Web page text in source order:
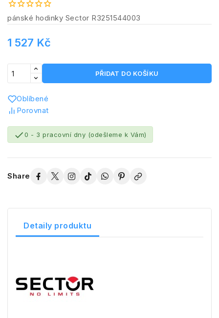
pánské hodinky Sector R3251544003
1 527 Kč
PŘIDAT DO KOŠÍKU
Oblíbené
Porovnat
0 - 3 pracovní dny (odešleme k Vám)
Share
Detaily produktu